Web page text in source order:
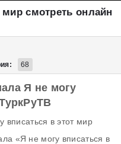
мир смотреть онлайн
68
Я не могу
«Я не могу вписаться в